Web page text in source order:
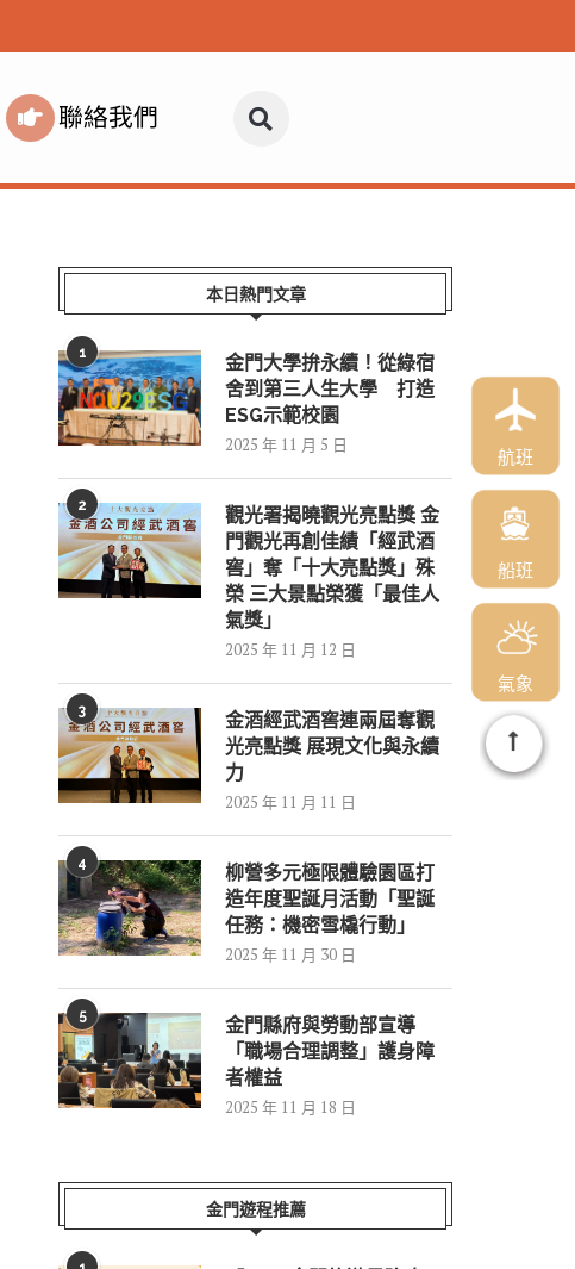
聯絡我們
本日熱門文章
1
金門大學拚永續！從綠宿
舍到第三人生大學 打造
ESG示範校園
2025 年 11 月 5 日
2
觀光署揭曉觀光亮點獎 金
門觀光再創佳績「經武酒
窖」奪「十大亮點獎」殊
榮 三大景點榮獲「最佳人
氣獎」
2025 年 11 月 12 日
3
金酒經武酒窖連兩屆奪觀
光亮點獎 展現文化與永續
力
2025 年 11 月 11 日
4
柳營多元極限體驗園區打
造年度聖誕月活動「聖誕
任務：機密雪橇行動」
2025 年 11 月 30 日
5
金門縣府與勞動部宣導
「職場合理調整」護身障
者權益
2025 年 11 月 18 日
金門遊程推薦
航班
船班
氣象